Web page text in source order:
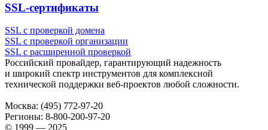
SSL-сертификаты
SSL с проверкой домена
SSL с проверкой организации
SSL с расширенной проверкой
Российский провайдер, гарантирующий надежность
и широкий спектр инструментов для комплексной
технической поддержки веб-проектов любой сложности.
Москва: (495) 772-97-20
Регионы: 8-800-200-97-20
© 1999 — 2025